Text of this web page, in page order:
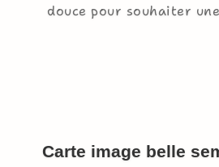
douce pour souhaiter
Carte image belle